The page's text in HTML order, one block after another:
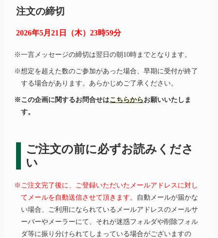
注文の締切
2026年5月21日（木）23時59分
※一言メッセージの締切は翌日の朝10時までとなります。
※想定を超えた数のご参加があった場合、早期に受付が終了
する場合があります。あらかじめご了承ください。
※この企画に関するお問合せはこちらからお願いいたしま
す。
ご注文の前に必ずお読みくださ
い
※ご注文完了後に、ご登録いただいたメールアドレスに対し
てメールを自動送信させて頂きます。
自動メールが届かな
い場合、ご利用になられているメールアドレスのメールサ
ーバーやメーラーにて、それが迷惑フォルダや削除フォル
ダ等に振り分けられてしまっている場合がございますの